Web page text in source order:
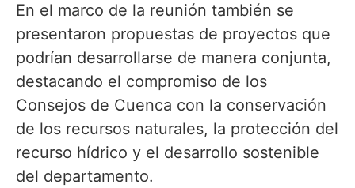
En el marco de la reunión también se
presentaron propuestas de proyectos que
podrían desarrollarse de manera conjunta,
destacando el compromiso de los
Consejos de Cuenca con la conservación
de los recursos naturales, la protección del
recurso hídrico y el desarrollo sostenible
del departamento.